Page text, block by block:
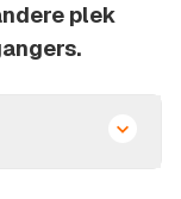
plek